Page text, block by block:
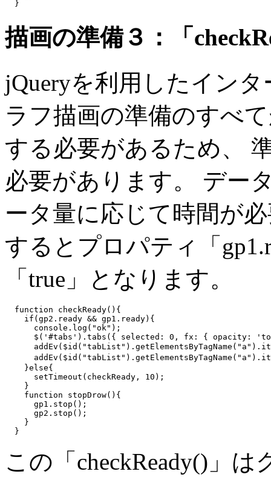
描画の準備３：「
jQueryを利用したイン
ラフ描画の準備のすべ
する必要があるため、
必要があります。 デー
ータ量に応じて時間が
するとプロパティ「
「true」となります。
  function checkReady(){
    if(gp2.ready && gp1.ready){
      console.log("ok");
$('#tabs').tabs({ selected: 0, fx: { opacity:
    }else{
      setTimeout(checkReady, 10);
    }
    function stopDrow(){
      gp1.stop();
      gp2.stop();
    }
この「checkReady()」